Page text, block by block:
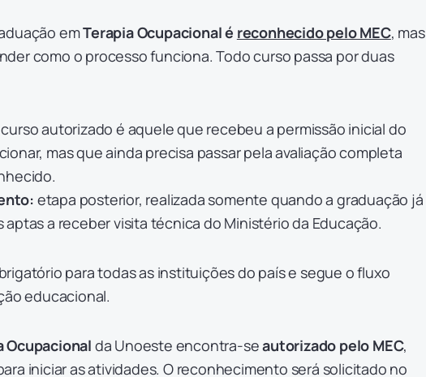
emTerapia Ocupacional é reconhecido pelo MEC, mas
como o processo funciona. Todo curso passa por duas
curso autorizado é aquele que recebeu a permissão inicial do
mas que ainda precisa passar pela avaliação completa
etapa posterior, realizada somente quando a graduação já
aptas a receber visita técnica do Ministério da Educação.
para todas as instituições do país e segue o fluxo
educacional.
Ocupacional da Unoeste encontra-seautorizado pelo MEC,
iniciar as atividades. O reconhecimento será solicitado no